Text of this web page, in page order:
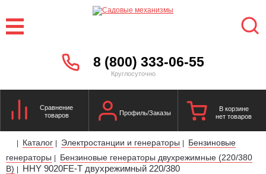
8 (800) 333-06-55
Круглосуточно
Сравнение
товаров
Профиль/Заказы
В корзине
нет товаров
| Каталог | Электростанции и генераторы |
Бензиновые
генераторы |
Бензиновые генераторы двухрежимные (220/380
В) | HHY 9020FE-T двухрежимный 220/380